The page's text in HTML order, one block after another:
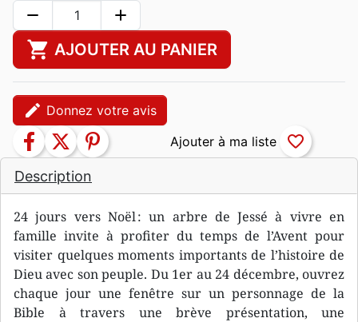
Description
24 jours vers Noël : un arbre de Jessé à vivre en
famille invite à profiter du temps de l’Avent pour
visiter quelques moments importants de l’histoire de
Dieu avec son peuple. Du 1er au 24 décembre, ouvrez
chaque jour une fenêtre sur un personnage de la
Bible à travers une brève présentation, une
remove add
shopping_cart AJOUTER AU PANIER
edit Donnez votre avis
facebook twitter pinterest favorite_border